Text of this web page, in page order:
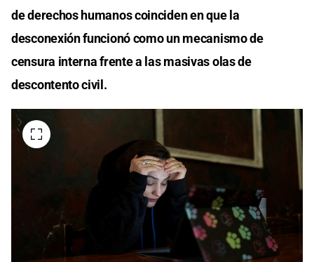
de derechos humanos coinciden en que la
desconexión funcionó como un mecanismo de
censura interna frente a las masivas olas de
descontento civil.